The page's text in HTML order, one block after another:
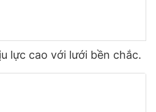
lực cao với lưới bền chắc.